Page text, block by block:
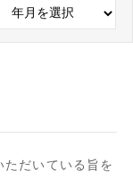
だいている旨を